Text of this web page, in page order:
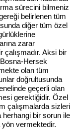
sürecini bilmeniz
belirlenen tüm
diğer tüm özel
zarar
çalışmadır. Aksi bir
Hersek
olan tüm
doğrultusunda
geçerli olan
gerektiğidir. Özel
çalışmalarda sizleri
herhangi bir sorun ile
yön vermektedir.